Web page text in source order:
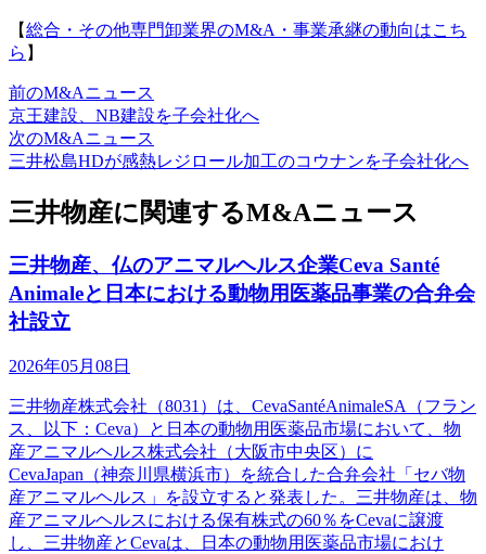
【総合・その他専門卸業界のM&A・事業承継の動向はこち
ら 】
前のM&Aニュース
京王建設、NB建設を子会社化へ
次のM&Aニュース
三井松島HDが感熱レジロール加工のコウナンを子会社化へ
三井物産に関連するM&Aニュース
三井物産、仏のアニマルヘルス企業Ceva Santé
Animaleと日本における動物用医薬品事業の合弁会
社設立
2026年05月08日
三井物産株式会社（8031）は、CevaSantéAnimaleSA（フラン
ス、以下：Ceva）と日本の動物用医薬品市場において、物
産アニマルヘルス株式会社（大阪市中央区）に
CevaJapan（神奈川県横浜市）を統合した合弁会社「セバ物
産アニマルヘルス」を設立すると発表した。三井物産は、物
産アニマルヘルスにおける保有株式の60％をCevaに譲渡
し、三井物産とCevaは、日本の動物用医薬品市場におけ